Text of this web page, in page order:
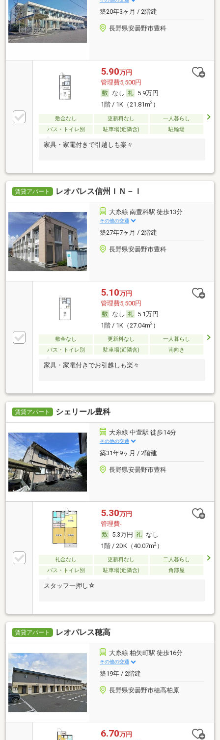
築20年3ヶ月 / 2階建
長野県安曇野市豊科
5.90万円
管理費5,500円
なし
5.9万円
1階 / 1K（21.81m2）
敷金なし 更新料なし
一人暮らし
バス・トイレ別
駐車場(近隣含) 駐輪場
家具・家電付きで引越しも楽々
賃貸アパート レオパレス信州ＩＮ－Ｉ
大糸線 南豊科駅 徒歩13分
その他の交通
築27年7ヶ月 / 2階建
長野県安曇野市豊科
5.10万円
管理費5,500円
なし
5.1万円
1階 / 1K（27.04m2）
敷金なし 更新料なし
一人暮らし
バス・トイレ別
駐車場(近隣含) 南向き
家具・家電付きでお引越しも楽々
賃貸アパート シェリール豊科
大糸線 中萱駅 徒歩14分
その他の交通
築31年9ヶ月 / 2階建
長野県安曇野市豊科
5.30万円
管理費-
5.3万円
なし
1階 / 2DK（40.07m2）
礼金なし 更新料なし
二人暮らし
バス・トイレ別
駐車場(近隣含) 角部屋
スタッフ一押し☆
賃貸アパート レオパレス穂高
大糸線 柏矢町駅 徒歩16分
その他の交通
築19年 / 2階建
長野県安曇野市穂高柏原
6.70万円